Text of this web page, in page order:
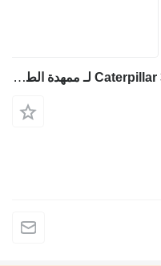
وحدة التحكم Caterpillar 3656773 - 20R-3744 لـ ممهدة الطرق Caterpillar 16 140 150 C13 C15 C27 C18 36K D6N D6T D8T SE60 C7.1 D6K2 C9.3 12M3 18M3 740C 725C 735C 525D 535D 545D 555D 930K 621K 623K 824K 924K 815K 825K 988K 972M 982M 926M 966M D9TY 6015B 730C2 725C2 140M3 160M3 AP500F AP600F AP555F AP665B 160D7E MD5075C MD5150C 12M3AWD AP-1000F AP-1055F 140M3AWD 160M3AWD 16M3D10T2 AP655FSE50